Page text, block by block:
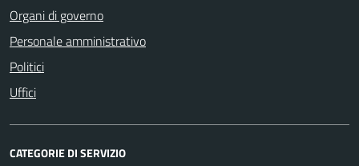
Organi di governo
Personale amministrativo
Politici
Uffici
CATEGORIE DI SERVIZIO